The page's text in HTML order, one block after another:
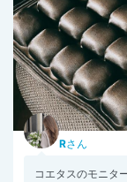
Rさん
コエタスのモニタ